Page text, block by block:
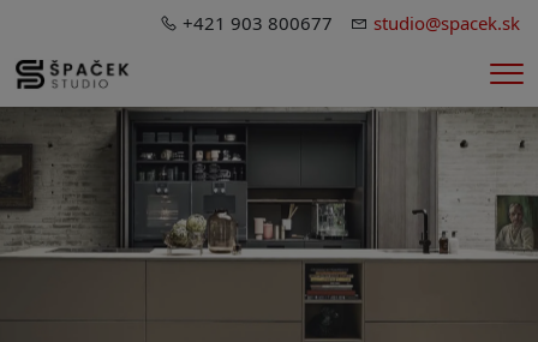
+421 903 800677 studio@spacek.sk